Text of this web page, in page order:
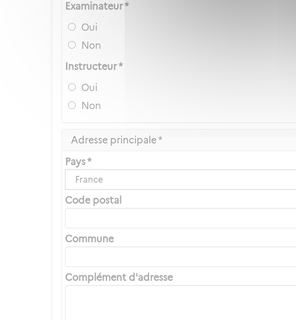
Examinateur *
Oui
Non
Instructeur *
Oui
Non
Adresse principale *
Pays *
France
Code postal
Commune
Complément d'adresse